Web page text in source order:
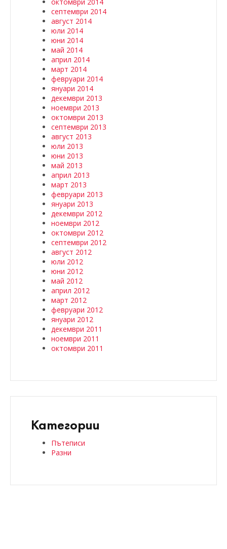
септември 2014
август 2014
юли 2014
юни 2014
май 2014
април 2014
март 2014
февруари 2014
януари 2014
декември 2013
ноември 2013
октомври 2013
септември 2013
август 2013
юли 2013
юни 2013
май 2013
април 2013
март 2013
февруари 2013
януари 2013
декември 2012
ноември 2012
октомври 2012
септември 2012
август 2012
юли 2012
юни 2012
май 2012
април 2012
март 2012
февруари 2012
януари 2012
декември 2011
ноември 2011
октомври 2011
Категории
Пътеписи
Разни